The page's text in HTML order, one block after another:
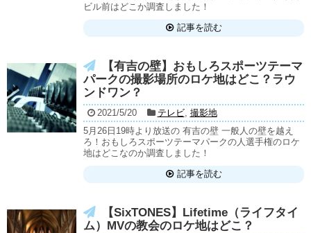
ビル前はどこか調査しました！
記事を読む
【有吉の壁】おもしろスポーツテーマ
パークの撮影場所のロケ地はどこ？ラウ
ンドワン？
2021/5/20 テレビ, 撮影地
5月26日19時より放送の 有吉の壁 一般人の壁を越え
ろ！おもしろスポーツテーマパークの人選手権のロケ
地はどこなのか調査しました！
記事を読む
【SixTONES】Lifetime（ライフタイ
ム）MVの教会のロケ地はどこ？